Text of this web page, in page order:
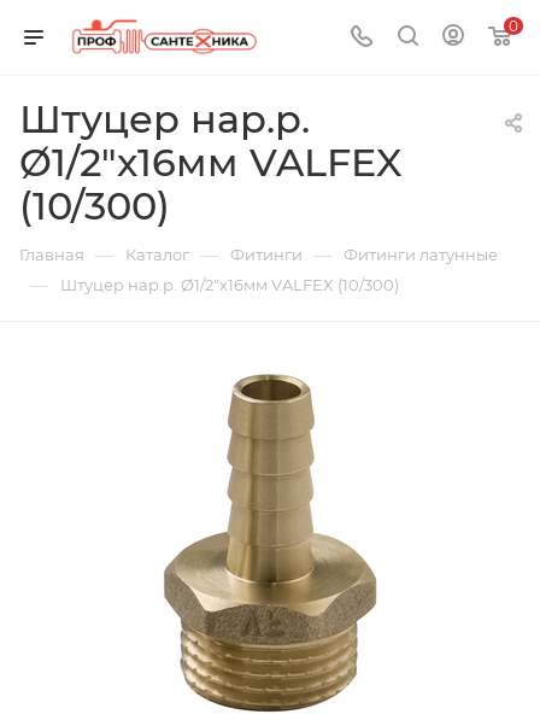
0
Штуцер нар.р.
Ø1/2"х16мм VALFEX
(10/300)
Главная — Каталог — Фитинги — Фитинги латунные
— Штуцер нар.р. Ø1/2"х16мм VALFEX (10/300)